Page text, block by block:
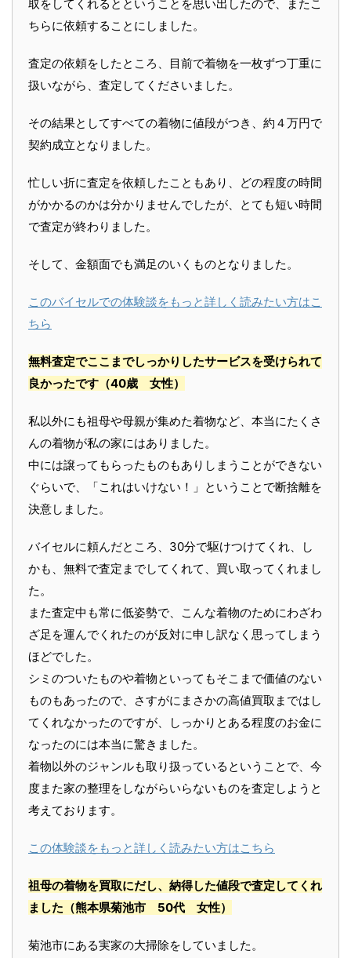
取をしてくれるとということを思い出したので、またこ
ちらに依頼することにしました。
査定の依頼をしたところ、目前で着物を一枚ずつ丁重に
扱いながら、査定してくださいました。
その結果としてすべての着物に値段がつき、約４万円で
契約成立となりました。
忙しい折に査定を依頼したこともあり、どの程度の時間
がかかるのかは分かりませんでしたが、とても短い時間
で査定が終わりました。
そして、金額面でも満足のいくものとなりました。
このバイセルでの体験談をもっと詳しく読みたい方はこ
ちら
無料査定でここまでしっかりしたサービスを受けられて
良かったです （40歳 女性）
私以外にも祖母や母親が集めた着物など、本当にたくさ
んの着物が私の家にはありました。
中には譲ってもらったものもありしまうことができない
ぐらいで、「これはいけない！」ということで断捨離を
決意しました。
バイセルに頼んだところ、30分で駆けつけてくれ、し
かも、無料で査定までしてくれて、買い取ってくれまし
た。
また査定中も常に低姿勢で、こんな着物のためにわざわ
ざ足を運んでくれたのが反対に申し訳なく思ってしまう
ほどでした。
シミのついたものや着物といってもそこまで価値のない
ものもあったので、さすがにまさかの高値買取まではし
てくれなかったのですが、しっかりとある程度のお金に
なったのには本当に驚きました。
着物以外のジャンルも取り扱っているということで、今
度また家の整理をしながらいらないものを査定しようと
考えております。
この体験談をもっと詳しく読みたい方はこちら
祖母の着物を買取にだし、納得した値段で査定してくれ
ました （熊本県菊池市 50代 女性）
菊池市にある実家の大掃除をしていました。